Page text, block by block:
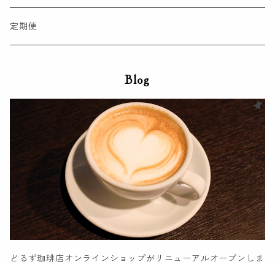
コーヒー豆
コーヒー飲料
ギフトセット
定期便
Blog
どるず珈琲店オンラインショップがリニューアルオープンしま